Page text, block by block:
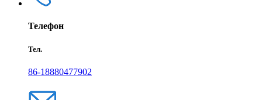
Телефон
Тел.
86-18880477902